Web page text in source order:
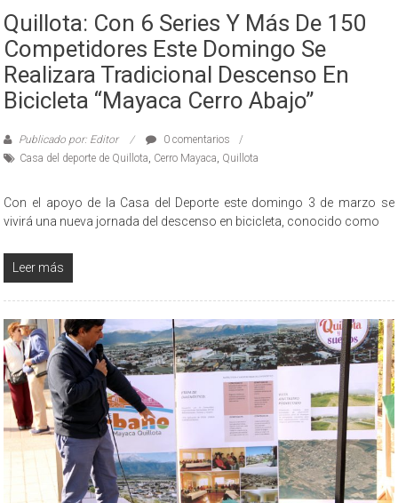
Quillota: Con 6 Series Y Más De 150
Competidores Este Domingo Se
Realizara Tradicional Descenso En
Bicicleta “Mayaca Cerro Abajo”
Publicado por: Editor
0 comentarios
Casa del deporte de Quillota, Cerro Mayaca, Quillota
Con el apoyo de la Casa del Deporte este domingo 3 de marzo se
vivirá una nueva jornada del descenso en bicicleta, conocido como
Leer más